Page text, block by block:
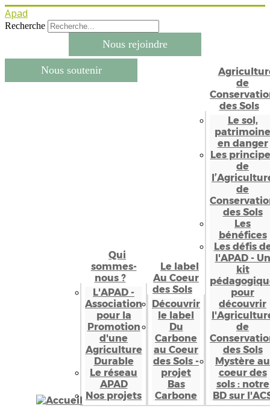
Apad
Recherche
Nous rejoindre
Nous soutenir
Qui
sommes-
nous ?
L'APAD -
Association
pour la
Promotion
d'une
Agriculture
Durable
Le réseau
APAD
Nos projets
Le label
Au Coeur
des Sols
Découvrir
le label
Du
Carbone
au Coeur
des Sols -
projet
Bas
Carbone
de
des Sols
Le sol,
patrimoine
en danger
Les
de
de
des Sols
Les
bénéfices
Les défis
l'APAD - Un
kit
pour
découvrir
de
des Sols
Mystère au
coeur des
sols : notre
BD sur